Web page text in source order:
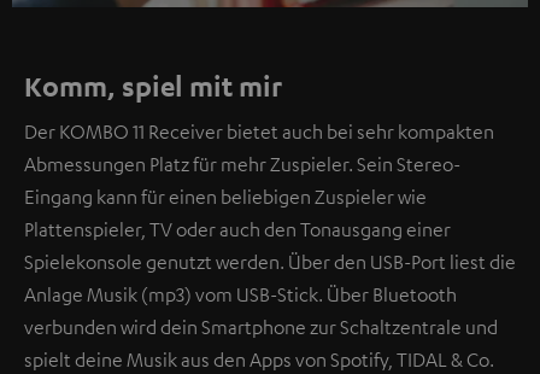
Komm, spiel mit mir
Der KOMBO 11 Receiver bietet auch bei sehr kompakten
Abmessungen Platz für mehr Zuspieler. Sein Stereo-
Eingang kann für einen beliebigen Zuspieler wie
Plattenspieler, TV oder auch den Tonausgang einer
Spielekonsole genutzt werden. Über den USB-Port liest die
Anlage Musik (mp3) vom USB-Stick. Über Bluetooth
verbunden wird dein Smartphone zur Schaltzentrale und
spielt deine Musik aus den Apps von Spotify, TIDAL & Co.